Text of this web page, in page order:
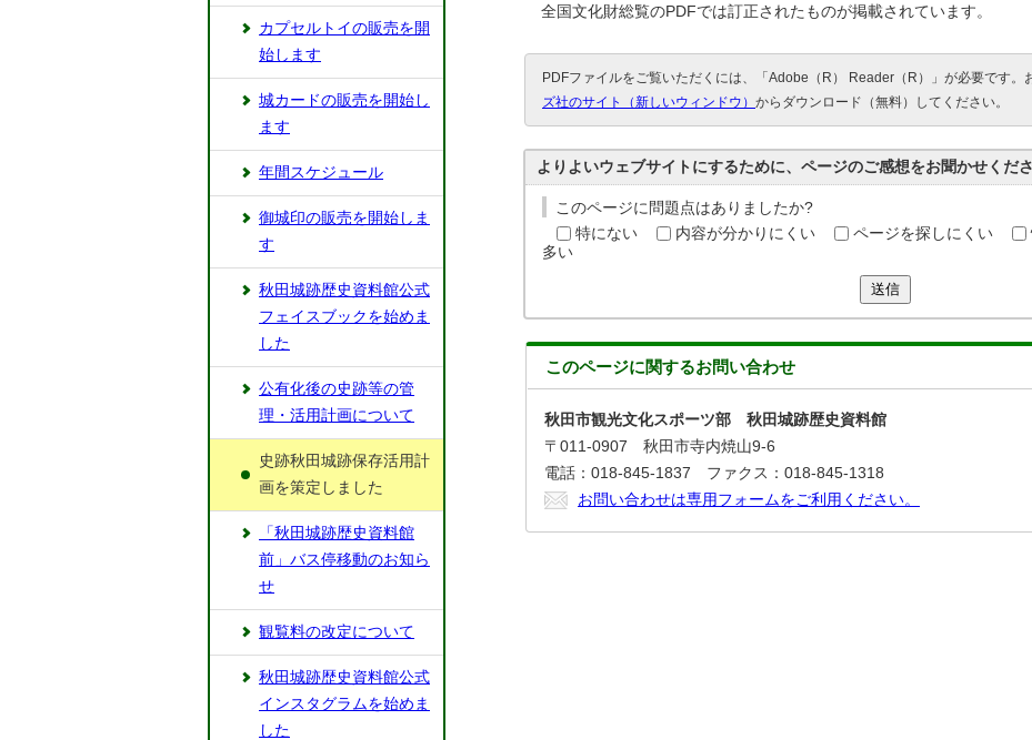
全国文化財総覧のPDFでは訂正されたものが掲載されています。
PDFファイルをご覧いただくには、「Adobe（R） Reader（R）」が必要です。
ズ社のサイト（新しいウィンドウ） からダウンロード（無料）してください。
よりよいウェブサイトにするために、ページのご感想をお聞かせくださ
このページに問題点はありましたか?
特にない
内容が分かりにくい ページを探しにくい
多い
送信
このページに関するお問い合わせ
秋田市観光文化スポーツ部 秋田城跡歴史資料館
〒011-0907 秋田市寺内焼山9-6
電話：018-845-1837 ファクス：018-845-1318
お問い合わせは専用フォームをご利用ください。
カプセルトイの販売を開
始します
城カードの販売を開始し
ます
年間スケジュール
御城印の販売を開始しま
す
秋田城跡歴史資料館公式
フェイスブックを始めま
した
公有化後の史跡等の管
理・活用計画について
史跡秋田城跡保存活用計
画を策定しました
「秋田城跡歴史資料館
前」バス停移動のお知ら
せ
観覧料の改定について
秋田城跡歴史資料館公式
インスタグラムを始めま
した